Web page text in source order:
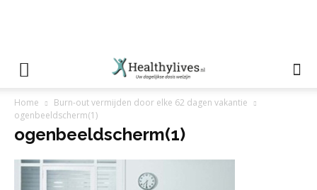
Home
Burn-out vermijden door elke 62 dagen vakantie
ogenbeeldscherm(1)
ogenbeeldscherm(1)